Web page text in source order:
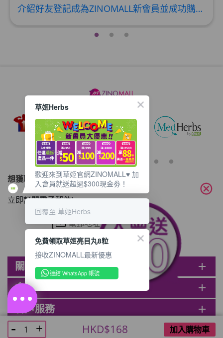
HKD$168 加入購物車
介紹好友登記成為ZINOMALL新會員並成功購物，您即可獲得$50Mall Dollar現金回贈，你的好友亦可同時獲得$50Mall Dollar現金回贈。 **舊會員必須完成首張訂單才可開通邀請好友獎賞計劃** 1. 舊會員可於 我的帳戶>>>邀請好友獎賞 中找到 好友推薦碼 (紅圈位置) 2. 會員可複製好友推薦碼並透過 Whatsapp / Facebook / Email分享給自己好友。推薦好友次數不限，介紹愈多新朋友，可獲得愈多Mall Dollar現金回贈。 3. 好友
想獲取最新的優惠資訊？
立即訂閱電子郵件!
關於ZINOMALL add
會員 add
客戶服務 add
@ ZINOMALL 2026. All rights reserved.
cancel
草姬Herbs
歡迎來到草姬官網ZINOMALL♥️ 加
入會員就送超過$300現金劵！
回覆至 草姬Herbs
免費領取草姬亮目丸8粒
接收ZINOMALL最新優惠
連結 WhatsApp 帳號